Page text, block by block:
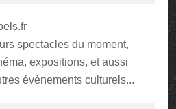
spectacles du moment,
expositions, et aussi
évènements culturels...